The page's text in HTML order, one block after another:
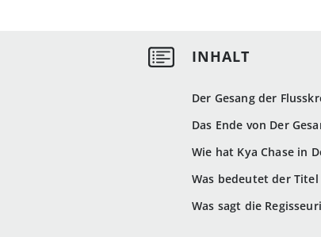
Der Gesang der
Das Ende von Der
Wie hat Kya Chase in
Was bedeutet der Titel
Was sagt die